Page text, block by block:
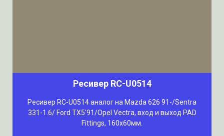
Ресивер RC-U0514
Ресивер RC-U0514 аналог на Mazda 626 91-/Sentra
331-1.6/ Ford TX5'91/Opel Vectra, вход и выход PAD
Fittings, 160х60мм.